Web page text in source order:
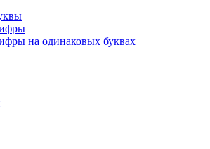
на одинаковых буквах